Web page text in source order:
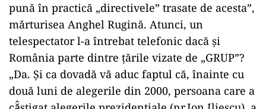
pună în practică „directivele” trasate de acesta”,
mărturisea Anghel Rugină. Atunci, un
telespectator l-a întrebat telefonic dacă şi
România parte dintre ţările vizate de „GRUP”?
„Da. Şi ca dovadă vă aduc faptul că, înainte cu
două luni de alegerile din 2000, persoana care a